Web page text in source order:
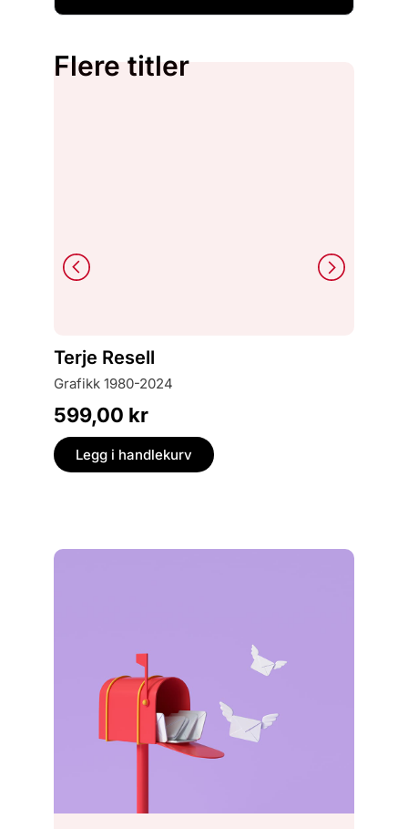
Flere titler
Terje Resell
grafikk 1980-2024
599,00 kr
Legg i handlekurv